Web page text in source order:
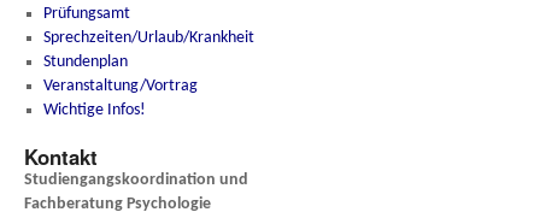
Prüfungsamt
Sprechzeiten/Urlaub/Krankheit
Stundenplan
Veranstaltung/Vortrag
Wichtige Infos!
Kontakt
Studiengangskoordination und
Fachberatung Psychologie